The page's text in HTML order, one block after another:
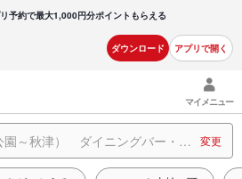
予約で最大1,000円分ポイントもらえる
ダウンロード アプリで開く
マイメニュー
西武池袋線（石神井公園～秋津） ダイニングバー・バル ネット予約できるお店 変更